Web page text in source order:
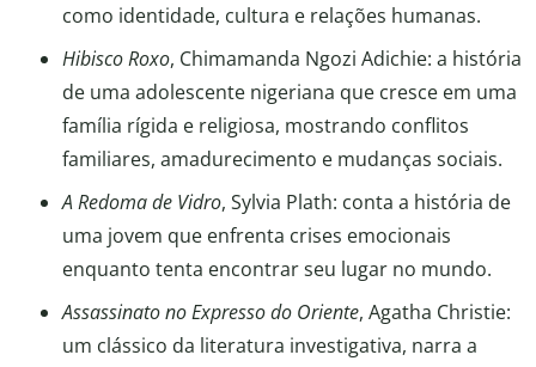
como identidade, cultura e relações humanas.
Hibisco Roxo, Chimamanda Ngozi Adichie: a história
de uma adolescente nigeriana que cresce em uma
família rígida e religiosa, mostrando conflitos
familiares, amadurecimento e mudanças sociais.
A Redoma de Vidro, Sylvia Plath: conta a história de
uma jovem que enfrenta crises emocionais
enquanto tenta encontrar seu lugar no mundo.
Assassinato no Expresso do Oriente, Agatha Christie:
um clássico da literatura investigativa, narra a